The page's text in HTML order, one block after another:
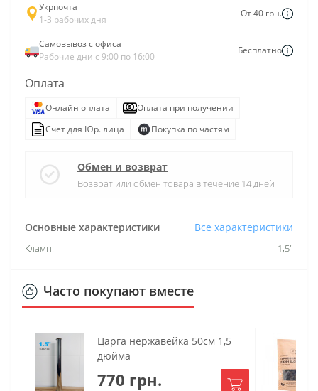
Основные характеристики Все характеристики
Кламп: 1,5"
Укрпочта
1-3 рабочих дня
От 40 грн.
Самовывоз с офиса
Рабочие дни с 9:00 по 16:00
Бесплатно
Оплата
Онлайн оплата
Оплата при получении
Счет для Юр. лица
Покупка по частям
Обмен и возврат
Возврат или обмен товара в течение 14 дней
Часто покупают вместе
Царга нержавейка 50см 1,5
дюйма
770 грн.